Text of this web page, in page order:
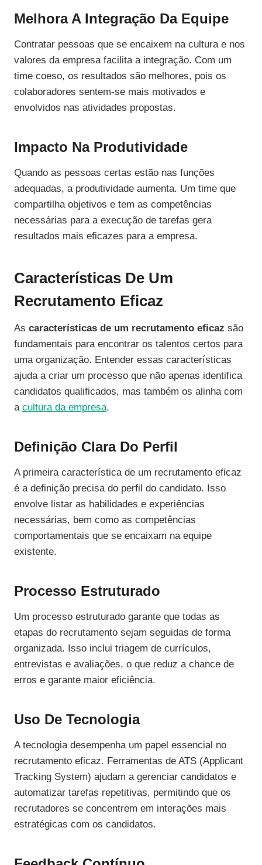
Melhora A Integração Da Equipe
Contratar pessoas que se encaixem na cultura e nos
valores da empresa facilita a integração. Com um
time coeso, os resultados são melhores, pois os
colaboradores sentem-se mais motivados e
envolvidos nas atividades propostas.
Impacto Na Produtividade
Quando as pessoas certas estão nas funções
adequadas, a produtividade aumenta. Um time que
compartilha objetivos e tem as competências
necessárias para a execução de tarefas gera
resultados mais eficazes para a empresa.
Características De Um
Recrutamento Eficaz
As características de um recrutamento eficaz são
fundamentais para encontrar os talentos certos para
uma organização. Entender essas características
ajuda a criar um processo que não apenas identifica
candidatos qualificados, mas também os alinha com
a cultura da empresa.
Definição Clara Do Perfil
A primeira característica de um recrutamento eficaz
é a definição precisa do perfil do candidato. Isso
envolve listar as habilidades e experiências
necessárias, bem como as competências
comportamentais que se encaixam na equipe
existente.
Processo Estruturado
Um processo estruturado garante que todas as
etapas do recrutamento sejam seguidas de forma
organizada. Isso inclui triagem de currículos,
entrevistas e avaliações, o que reduz a chance de
erros e garante maior eficiência.
Uso De Tecnologia
A tecnologia desempenha um papel essencial no
recrutamento eficaz. Ferramentas de ATS (Applicant
Tracking System) ajudam a gerenciar candidatos e
automatizar tarefas repetitivas, permitindo que os
recrutadores se concentrem em interações mais
estratégicas com os candidatos.